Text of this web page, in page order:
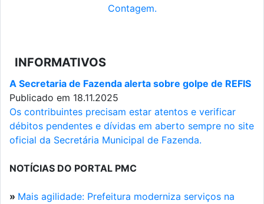
Contagem.
INFORMATIVOS
A Secretaria de Fazenda alerta sobre golpe de REFIS
Publicado em 18.11.2025
Os contribuintes precisam estar atentos e verificar
débitos pendentes e dívidas em aberto sempre no site
oficial da Secretária Municipal de Fazenda.
NOTÍCIAS DO PORTAL PMC
» Mais agilidade: Prefeitura moderniza serviços na